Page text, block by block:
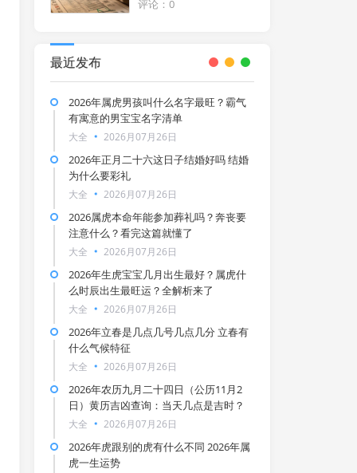
评论：0
最近发布
2026年属虎男孩叫什么名字最旺？霸气
有寓意的男宝宝名字清单
大全 2026月07月26日
2026年正月二十六这日子结婚好吗 结婚
为什么要彩礼
大全 2026月07月26日
2026属虎本命年能参加葬礼吗？奔丧要
注意什么？看完这篇就懂了
大全 2026月07月26日
2026年生虎宝宝几月出生最好？属虎什
么时辰出生最旺运？全解析来了
大全 2026月07月26日
2026年立春是几点几号几点几分 立春有
什么气候特征
大全 2026月07月26日
2026年农历九月二十四日（公历11月2
日）黄历吉凶查询：当天几点是吉时？
大全 2026月07月26日
2026年虎跟别的虎有什么不同 2026年属
虎一生运势